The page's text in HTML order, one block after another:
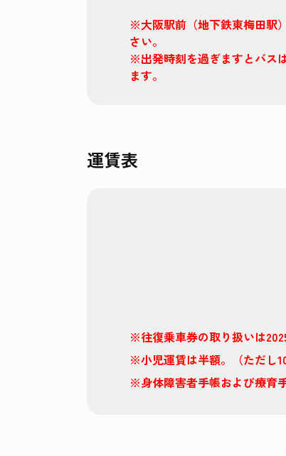
※大阪駅前（地下鉄東梅田駅
さい。
※出発時刻を過ぎますとバス
ます。
運賃表
※往復乗車券の取り扱いは
※小児運賃は半額。（ただし
※身体障害者手帳および療育